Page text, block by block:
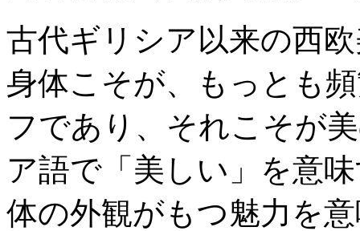
古代ギリシア以来の西
身体こそが、もっとも
フであり、それこそが
ア語で「美しい」を意
体の外観がもつ魅力を